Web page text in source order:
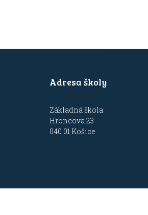
Adresa školy
Základná škola
Hroncova 23
040 01 Košice